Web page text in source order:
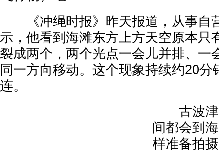
《冲绳时报》昨天报道，从事自
示，他看到海滩东方上方天空原本只
裂成两个，两个光点一会儿并排、一
同一方向移动。这个现象持续约20分
连。
古波津
间都会到
样准备拍